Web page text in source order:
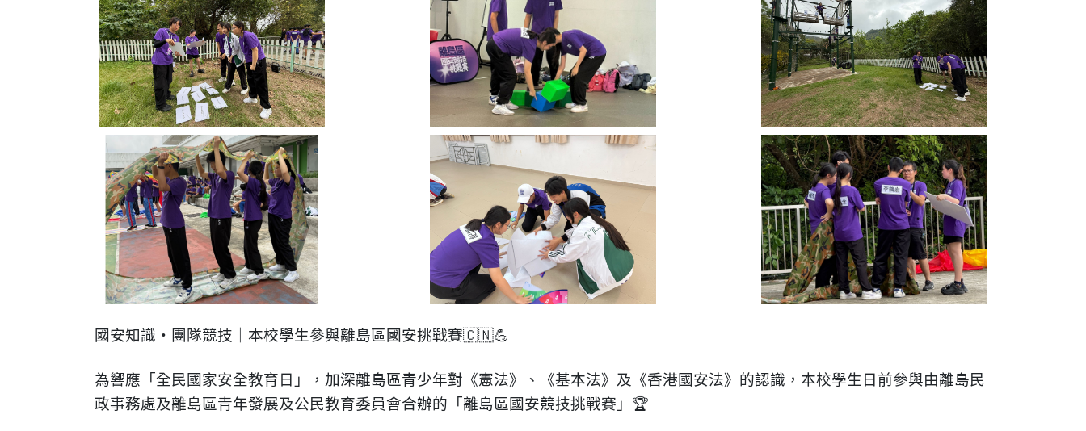
國安知識・團隊競技｜本校學生參與離島區國安挑戰賽🇨🇳💪
為響應「全民國家安全教育日」，加深離島區青少年對《憲法》、《基本法》及《香港國安法》的認識，本校學生日前參與由離島民
政事務處及離島區青年發展及公民教育委員會合辦的「離島區國安競技挑戰賽」🏆